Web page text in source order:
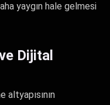
yaygın hale gelmesi
Dijital